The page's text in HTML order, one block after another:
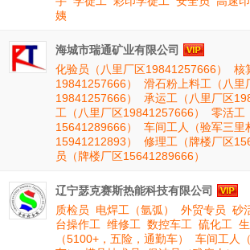
姨
海城市瑞通矿业有限公司
化验员（八里厂区19841257666）
核
19841257666）
滑石粉上料工（八里
19841257666）
承运工（八里厂区
工（八里厂区19841257666）
零活工
15641289666）
车间工人（验军三里
15941212893）
修理工（牌楼厂区
员（牌楼厂区15641289666）
辽宁瑟克赛斯热能科技有限公司
质检员
电焊工（氩弧） 外贸专员 砂
台操作工 维修工 数控车工 硫化工
（5100+，五险，通勤车）
车间工人